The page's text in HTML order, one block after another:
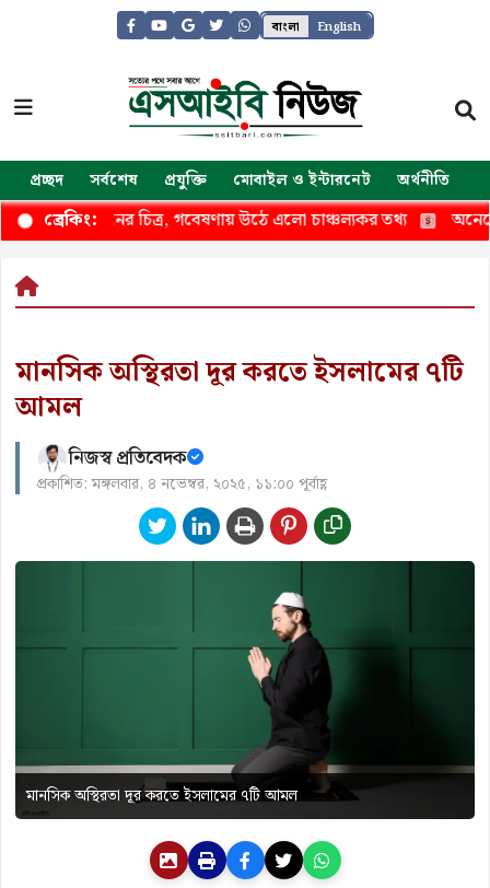
বাংলা English
প্রচ্ছদ সর্বশেষ প্রযুক্তি মোবাইল ও ইন্টারনেট অর্থনীতি
ব্রেকিং:
লঙ্ঘনের চিত্র, গবেষণায় উঠে এলো চাঞ্চল্যকর তথ্য অনেকেই
মানসিক অস্থিরতা দূর করতে ইসলামের ৭টি
আমল
নিজস্ব প্রতিবেদক
প্রকাশিত: মঙ্গলবার, ৪ নভেম্বর, ২০২৫, ১১:০০ পূর্বাহ্ণ
মানসিক অস্থিরতা দূর করতে ইসলামের ৭টি আমল